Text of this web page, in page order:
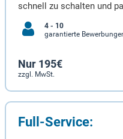
schnell zu schalten und
4 - 10
garantierte
Nur 195€
zzgl. MwSt.
Full-Service: